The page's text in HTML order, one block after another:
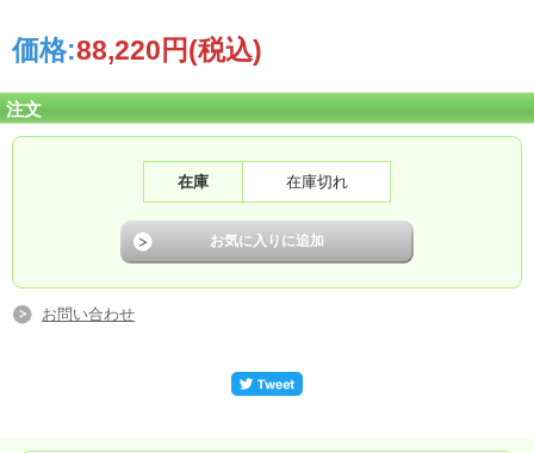
価格:88,220円(税込)
注文
在庫 在庫切れ
お問い合わせ